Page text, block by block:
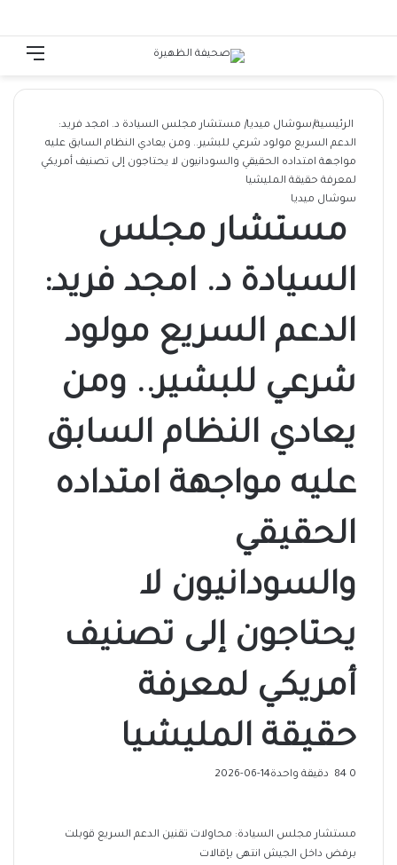
تسجيل الدخول
الرئيسية|سوشال ميديا| مستشار مجلس السيادة د. امجد فريد:
الدعم السريع مولود شرعي للبشير.. ومن يعادي النظام السابق عليه
مواجهة امتداده الحقيقي والسودانيون لا يحتاجون إلى تصنيف أمريكي
لمعرفة حقيقة المليشيا
سوشال ميديا
مستشار مجلس
السيادة د. امجد فريد:
الدعم السريع مولود
شرعي للبشير.. ومن
يعادي النظام السابق
عليه مواجهة امتداده
الحقيقي
والسودانيون لا
يحتاجون إلى تصنيف
أمريكي لمعرفة
حقيقة المليشيا
2026-06-14 0 دقيقة واحدة
مستشار مجلس السيادة: محاولات تقنين الدعم السريع قوبلت
برفض داخل الجيش انتهى بإقالات